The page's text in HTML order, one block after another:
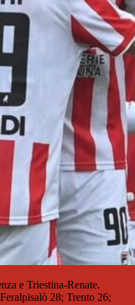
e Triestina-Renate.
28; Trento 26;